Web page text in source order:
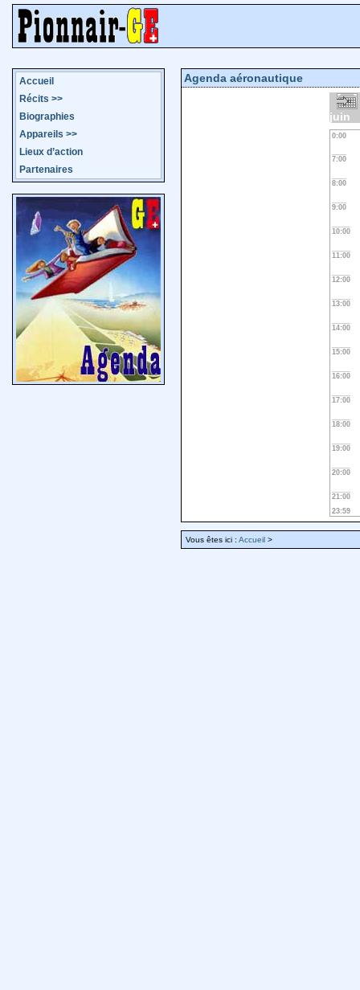
Accueil
Récits >>
Biographies
Appareils >>
Lieux d’action
Partenaires
Agenda aéronautique
juin
0:00
7:00
8:00
9:00
10:00
11:00
12:00
13:00
14:00
15:00
16:00
17:00
18:00
19:00
20:00
21:00
23:59
Vous êtes ici : Accueil >